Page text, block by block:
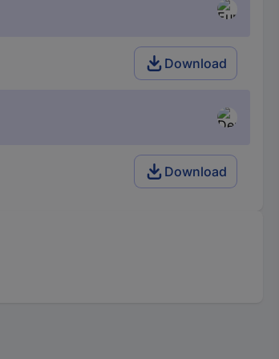
Download
Download